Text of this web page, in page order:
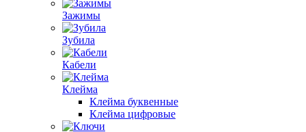
Зажимы
Зубила
Кабели
Клейма
Клейма буквенные
Клейма цифровые